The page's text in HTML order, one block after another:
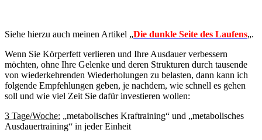
Siehe hierzu auch meinen Artikel „Die dunkle Seite des Laufens„.
Wenn Sie Körperfett verlieren und Ihre Ausdauer verbessern
möchten, ohne Ihre Gelenke und deren Strukturen durch tausende
von wiederkehrenden Wiederholungen zu belasten, dann kann ich
folgende Empfehlungen geben, je nachdem, wie schnell es gehen
soll und wie viel Zeit Sie dafür investieren wollen:
3 Tage/Woche: „metabolisches Kraftraining“ und „metabolisches
Ausdauertraining“ in jeder Einheit